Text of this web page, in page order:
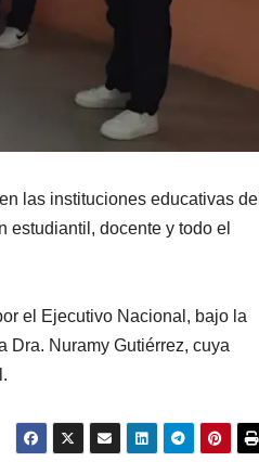
las instituciones educativas del
estudiantil, docente y todo el
el Ejecutivo Nacional, bajo la
Dra. Nuramy Gutiérrez, cuya